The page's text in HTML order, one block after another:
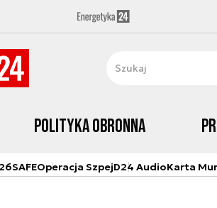
Polityka obronna
SAFEOperacja SzpejD24 AudioKarta